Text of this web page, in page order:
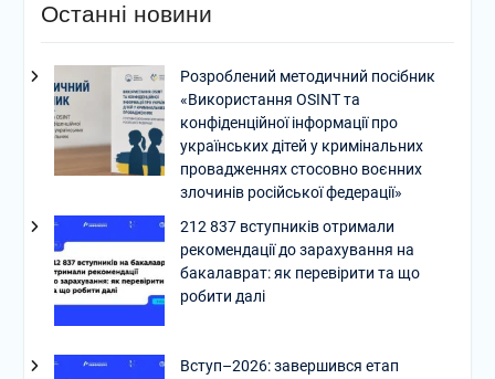
Останні новини
Розроблений методичний посібник
«Використання OSINT та
конфіденційної інформації про
українських дітей у кримінальних
провадженнях стосовно воєнних
злочинів російської федерації»
212 837 вступників отримали
рекомендації до зарахування на
бакалаврат: як перевірити та що
робити далі
Вступ–2026: завершився етап